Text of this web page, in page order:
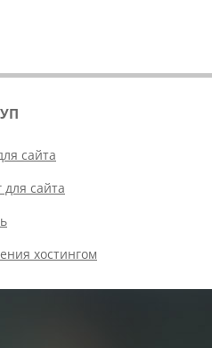
сайта
для сайта
хостингом